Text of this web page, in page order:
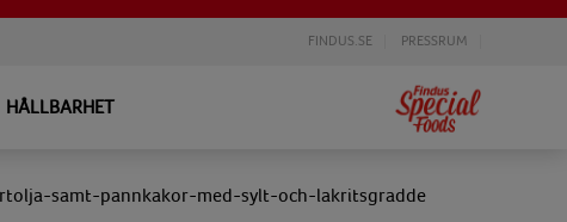
FINDUS.SE PRESSRUM
HÅLLBARHET
samt-pannkakor-med-sylt-och-lakritsgradde